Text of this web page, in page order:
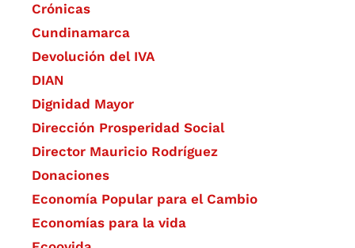
Crónicas
Cundinamarca
Devolución del IVA
DIAN
Dignidad Mayor
Dirección Prosperidad Social
Director Mauricio Rodríguez
Donaciones
Economía Popular para el Cambio
Economías para la vida